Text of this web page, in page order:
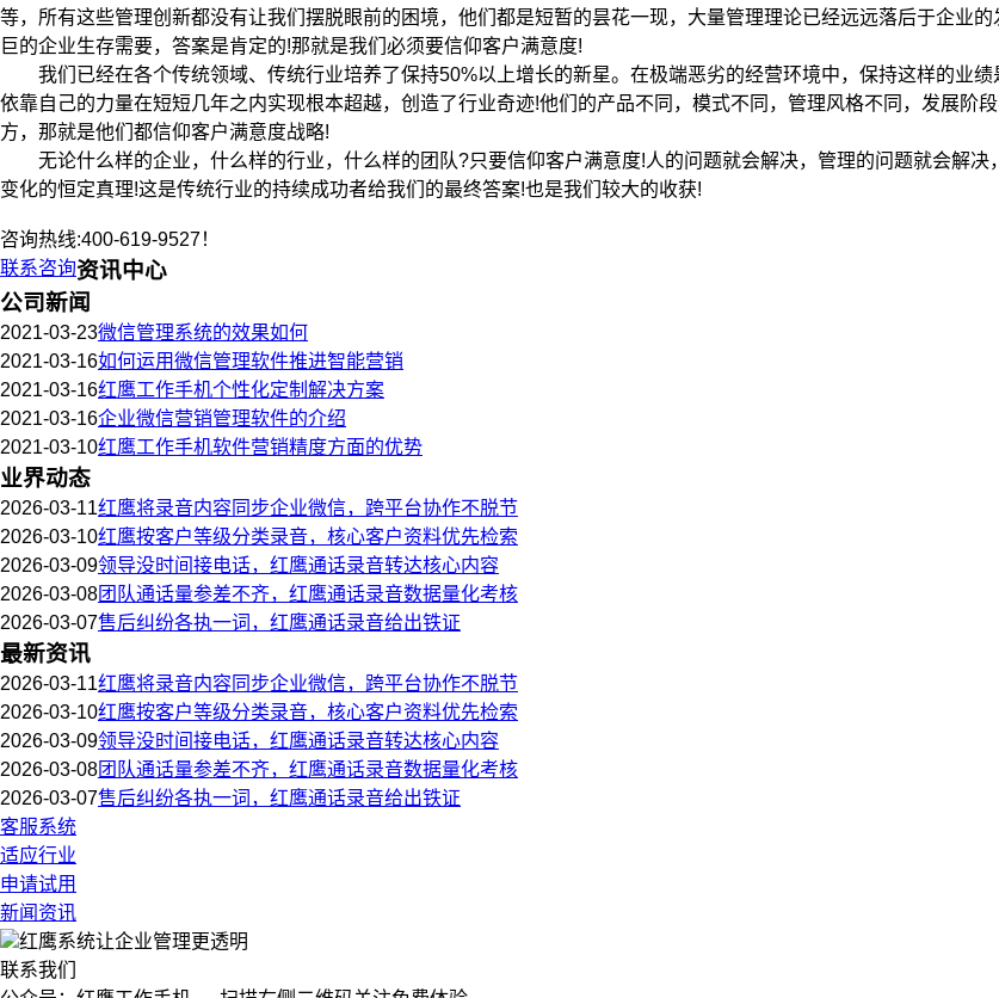
等，所有这些管理创新都没有让我们摆脱眼前的困境，他们都是短暂的昙花一现，大量管理理论已经远远落后于企业
巨的企业生存需要，答案是肯定的!那就是我们必须要信仰客户满意度!
我们已经在各个传统领域、传统行业培养了保持50%以上增长的新星。在极端恶劣的经营环境中，保持这样的业绩
依靠自己的力量在短短几年之内实现根本超越，创造了行业奇迹!他们的产品不同，模式不同，管理风格不同，发展阶
方，那就是他们都信仰客户满意度战略!
无论什么样的企业，什么样的行业，什么样的团队?只要信仰客户满意度!人的问题就会解决，管理的问题就会解决
变化的恒定真理!这是传统行业的持续成功者给我们的最终答案!也是我们较大的收获!
咨询热线:400-619-9527！
联系咨询资讯中心
公司新闻
2021-03-23微信管理系统的效果如何
2021-03-16如何运用微信管理软件推进智能营销
2021-03-16红鹰工作手机个性化定制解决方案
2021-03-16企业微信营销管理软件的介绍
2021-03-10红鹰工作手机软件营销精度方面的优势
业界动态
2026-03-11红鹰将录音内容同步企业微信，跨平台协作不脱节
2026-03-10红鹰按客户等级分类录音，核心客户资料优先检索
2026-03-09领导没时间接电话，红鹰通话录音转达核心内容
2026-03-08团队通话量参差不齐，红鹰通话录音数据量化考核
2026-03-07售后纠纷各执一词，红鹰通话录音给出铁证
最新资讯
2026-03-11红鹰将录音内容同步企业微信，跨平台协作不脱节
2026-03-10红鹰按客户等级分类录音，核心客户资料优先检索
2026-03-09领导没时间接电话，红鹰通话录音转达核心内容
2026-03-08团队通话量参差不齐，红鹰通话录音数据量化考核
2026-03-07售后纠纷各执一词，红鹰通话录音给出铁证
客服系统
适应行业
申请试用
新闻资讯
红鹰系统让企业管理更透明
联系我们